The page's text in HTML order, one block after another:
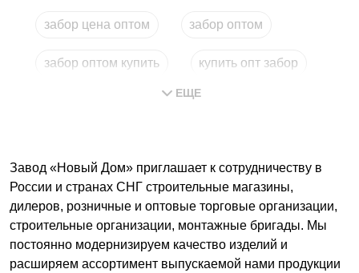
забор цена оптом забор оптом
забор оптом купить купить опт забор
ЕЩЕ
Завод «Новый Дом» приглашает к сотрудничеству в
России и странах СНГ строительные магазины,
дилеров, розничные и оптовые торговые организации,
строительные организации, монтажные бригады. Мы
постоянно модернизируем качество изделий и
расширяем ассортимент выпускаемой нами продукции